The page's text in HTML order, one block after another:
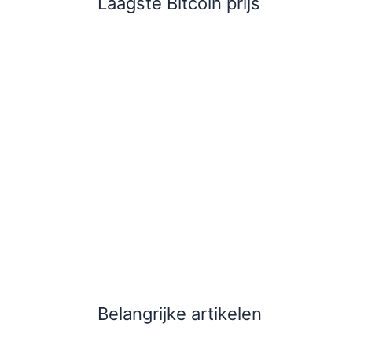
Belangrijke artikelen